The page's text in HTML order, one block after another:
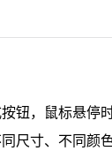
钮，鼠标悬停
尺寸、不同颜